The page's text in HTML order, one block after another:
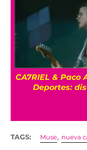
CA7RIEL & Paco
Deportes:
TAGS: Muse, nueva